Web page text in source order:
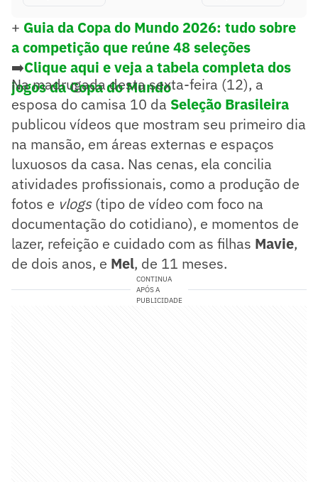
+ Guia da Copa do Mundo 2026: tudo sobre
a competição que reúne 48 seleções
➡️Clique aqui e veja a tabela completa dos
jogos da Copa do Mundo
Na madrugada desta sexta-feira (12), a
esposa do camisa 10 da Seleção Brasileira
publicou vídeos que mostram seu primeiro dia
na mansão, em áreas externas e espaços
luxuosos da casa. Nas cenas, ela concilia
atividades profissionais, como a produção de
fotos e vlogs(tipo de vídeo com foco na
documentação do cotidiano), e momentos de
lazer, refeição e cuidado com as filhas Mavie,
de dois anos, e Mel, de 11 meses.
CONTINUA
APÓS A
PUBLICIDADE